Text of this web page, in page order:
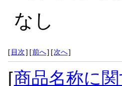
なし
[ 目次] [前へ] [次へ]
[商品名称に